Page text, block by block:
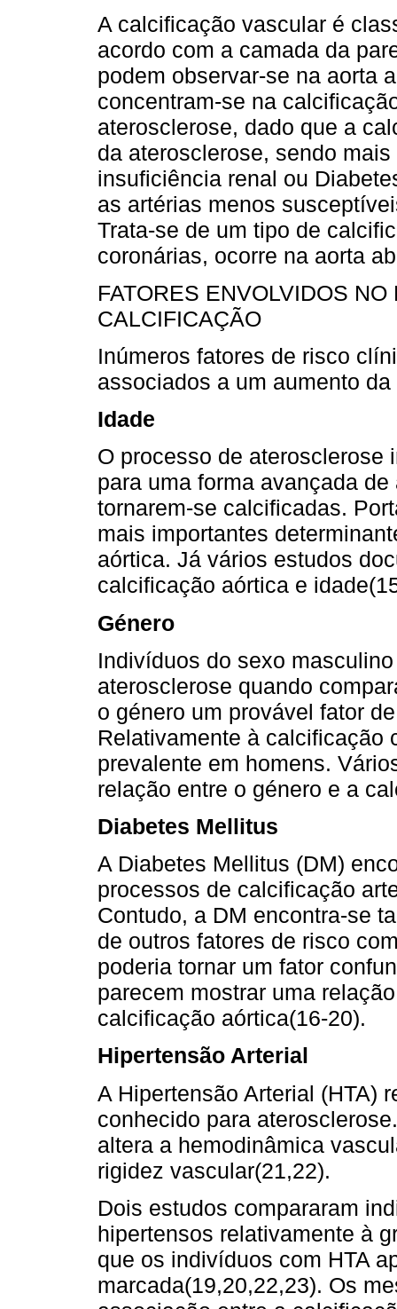
A calcificação vascular é
acordo com a camada da
podem observar-se na aorta
concentram-se na
aterosclerose, dado que a
da aterosclerose, sendo
insuficiência renal ou
as artérias menos
Trata-se de um tipo de
coronárias, ocorre na aorta
FATORES ENVOLVIDOS
CALCIFICAÇÃO
Inúmeros fatores de risco
associados a um aumento
Idade
O processo de aterosclerose
para uma forma avançada
tornarem-se calcificadas.
mais importantes
aórtica. Já vários estudos
calcificação aórtica e
Género
Indivíduos do sexo
aterosclerose quando
o género um provável fator
Relativamente à calcificação
prevalente em homens.
relação entre o género e a
Diabetes Mellitus
A Diabetes Mellitus (DM)
processos de calcificação
Contudo, a DM encontra-se
de outros fatores de risco
poderia tornar um fator
parecem mostrar uma
calcificação aórtica(16-20).
Hipertensão Arterial
A Hipertensão Arterial (HTA)
conhecido para
altera a hemodinâmica
rigidez vascular(21,22).
Dois estudos compararam
hipertensos relativamente à
que os indivíduos com HTA
marcada(19,20,22,23). Os